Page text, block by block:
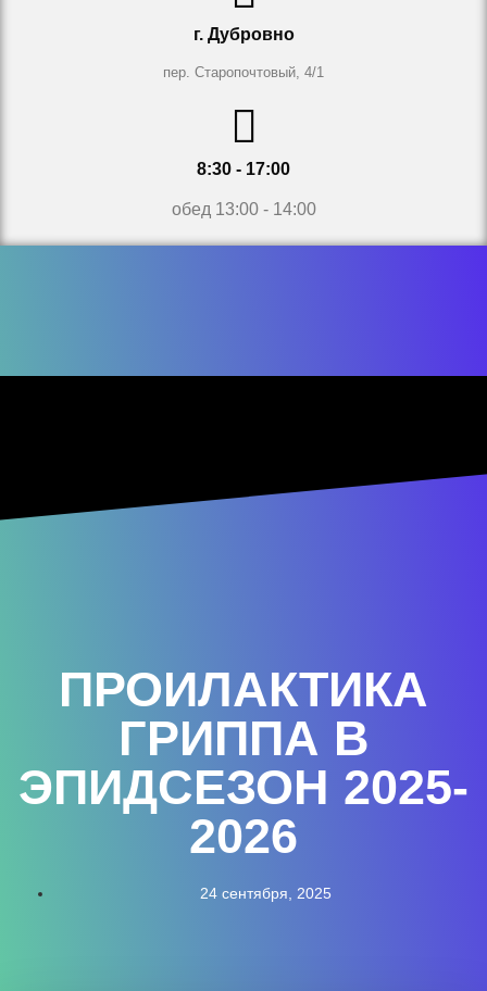
г. Дубровно
пер. Старопочтовый, 4/1
8:30 - 17:00
обед 13:00 - 14:00
ПРОИЛАКТИКА
ГРИППА В
ЭПИДСЕЗОН 2025-
2026
24 сентября, 2025